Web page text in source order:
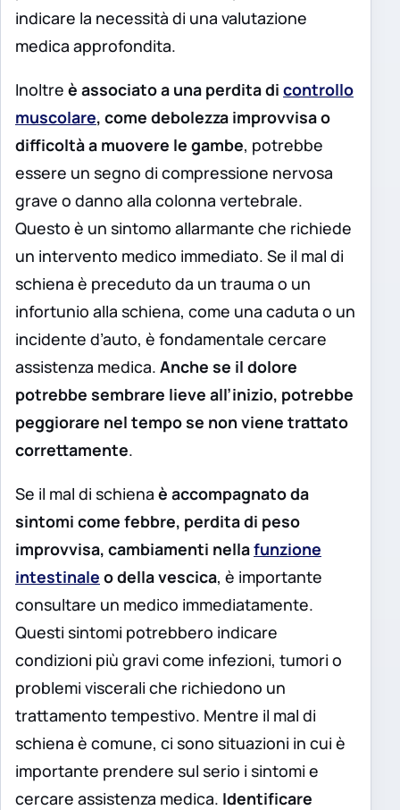
indicare la necessità di una valutazione
medica approfondita.
Inoltre è associato a una perdita di controllo
muscolare, come debolezza improvvisa o
difficoltà a muovere le gambe, potrebbe
essere un segno di compressione nervosa
grave o danno alla colonna vertebrale.
Questo è un sintomo allarmante che richiede
un intervento medico immediato. Se il mal di
schiena è preceduto da un trauma o un
infortunio alla schiena, come una caduta o un
incidente d’auto, è fondamentale cercare
assistenza medica. Anche se il dolore
potrebbe sembrare lieve all’inizio, potrebbe
peggiorare nel tempo se non viene trattato
correttamente.
Se il mal di schiena è accompagnato da
sintomi come febbre, perdita di peso
improvvisa, cambiamenti nellafunzione
intestinale o della vescica, è importante
consultare un medico immediatamente.
Questi sintomi potrebbero indicare
condizioni più gravi come infezioni, tumori o
problemi viscerali che richiedono un
trattamento tempestivo. Mentre il mal di
schiena è comune, ci sono situazioni in cui è
importante prendere sul serio i sintomi e
cercare assistenza medica. Identificare